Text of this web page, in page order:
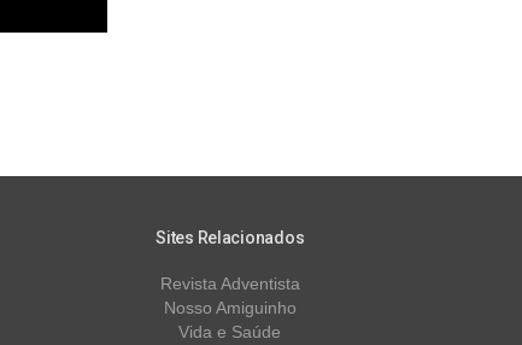
Sites Relacionados
Revista Adventista
Nosso Amiguinho
Vida e Saúde